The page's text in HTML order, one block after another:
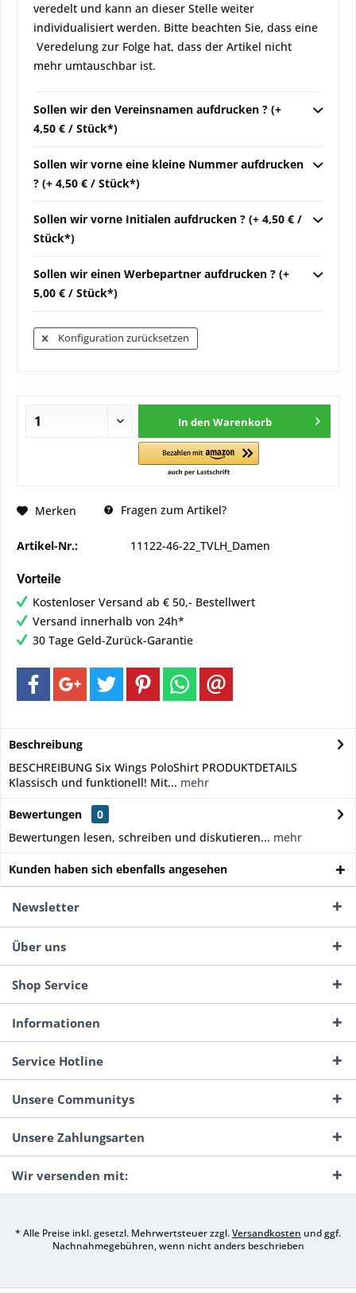
veredelt und kann an dieser Stelle weiter
individualisiert werden. Bitte beachten Sie, dass eine
Veredelung zur Folge hat, dass der Artikel nicht
mehr umtauschbar ist.
Sollen wir den Vereinsnamen aufdrucken ? (+
4,50 € / Stück*)
Sollen wir vorne eine kleine Nummer aufdrucken
? (+ 4,50 € / Stück*)
Sollen wir vorne Initialen aufdrucken ? (+ 4,50 € /
Stück*)
Sollen wir einen Werbepartner aufdrucken ? (+
5,00 € / Stück*)
Konfiguration zurücksetzen
In den Warenkorb
Merken Fragen zum Artikel?
Artikel-Nr.: 11122-46-22_TVLH_Damen
Vorteile
Kostenloser Versand ab € 50,- Bestellwert
Versand innerhalb von 24h*
30 Tage Geld-Zurück-Garantie
Beschreibung
BESCHREIBUNG Six Wings PoloShirt PRODUKTDETAILS
Klassisch und funktionell! Mit... mehr
Bewertungen
0
Bewertungen lesen, schreiben und diskutieren... mehr
Kunden haben sich ebenfalls angesehen
Newsletter
Über uns
Shop Service
Informationen
Service Hotline
Unsere Communitys
Unsere Zahlungsarten
Wir versenden mit:
* Alle Preise inkl. gesetzl. Mehrwertsteuer zzgl.Versandkosten und ggf.
Nachnahmegebühren, wenn nicht anders beschrieben